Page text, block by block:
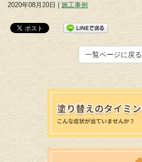
2020年08月20日 |施工事例
一覧ページに戻る